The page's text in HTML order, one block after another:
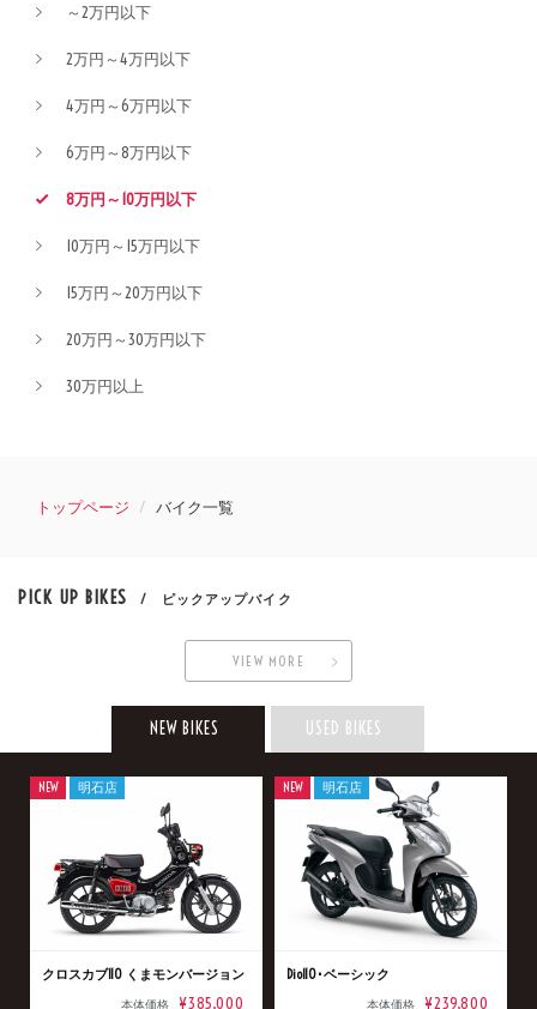
～2万円以下
2万円～4万円以下
4万円～6万円以下
6万円～8万円以下
8万円～10万円以下
10万円～15万円以下
15万円～20万円以下
20万円～30万円以下
30万円以上
トップページ バイク一覧
PICK UP BIKES / ピックアップバイク
VIEW MORE
NEW BIKES USED BIKES
クロスカブ110 くまモンバージョン
本体価格 ¥385,000
NEW 明石店
Dio110･ベーシック
本体価格 ¥239,800
NEW 明石店